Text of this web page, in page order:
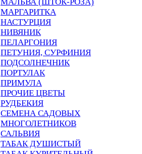
МАРГАРИТКА
НАСТУРЦИЯ
НИВЯНИК
ПЕЛАРГОНИЯ
ПЕТУНИЯ, СУРФИНИЯ
ПОДСОЛНЕЧНИК
ПОРТУЛАК
ПРИМУЛА
ПРОЧИЕ ЦВЕТЫ
РУДБЕКИЯ
СЕМЕНА САДОВЫХ
МНОГОЛЕТНИКОВ
САЛЬВИЯ
ТАБАК ДУШИСТЫЙ